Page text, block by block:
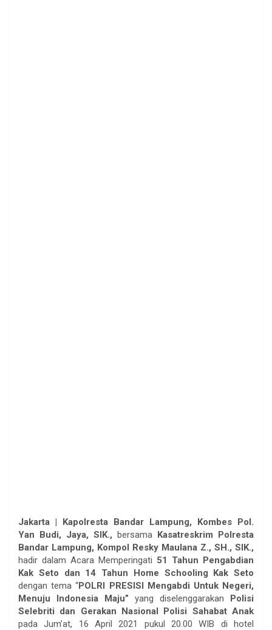
Jakarta | Kapolresta Bandar Lampung, Kombes Pol.
Yan Budi, Jaya, SIK., bersama Kasatreskrim Polresta
Bandar Lampung, Kompol Resky Maulana Z., SH., SIK.,
hadir dalam Acara Memperingati 51 Tahun Pengabdian
Kak Seto dan 14 Tahun Home Schooling Kak Seto
dengan tema “POLRI PRESISI Mengabdi Untuk Negeri,
Menuju Indonesia Maju” yang diselenggarakan Polisi
Selebriti dan Gerakan Nasional Polisi Sahabat Anak
pada Jum’at, 16 April 2021 pukul 20.00 WIB di hotel